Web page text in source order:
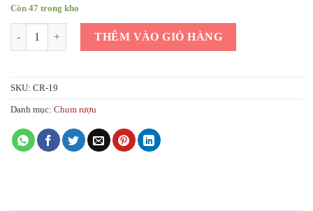
Còn 47 trong kho
Chum sành ngâm rượu 30l trống đồng số lượng
THÊM VÀO GIỎ HÀNG
SKU: CR-19
Danh mục: Chum rượu